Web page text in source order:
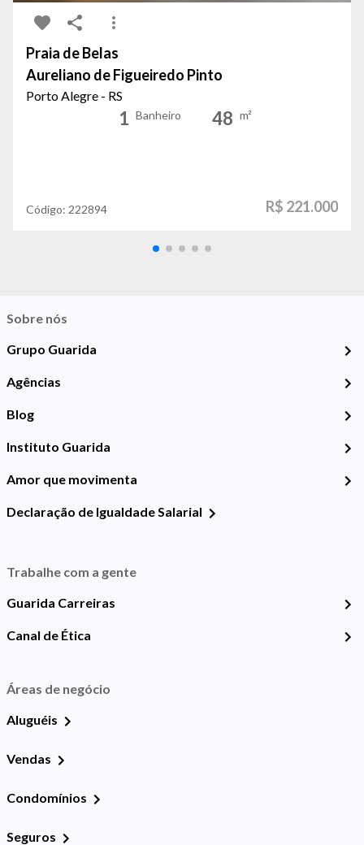
Praia de Belas
Aureliano de Figueiredo Pinto
Porto Alegre - RS
1 Banheiro 48 m²
Código: 222894 R$ 221.000
Sobre nós
Grupo Guarida
Agências
Blog
Instituto Guarida
Amor que movimenta
Declaração de Igualdade Salarial
Trabalhe com a gente
Guarida Carreiras
Canal de Ética
Áreas de negócio
Aluguéis
Vendas
Condomínios
Seguros